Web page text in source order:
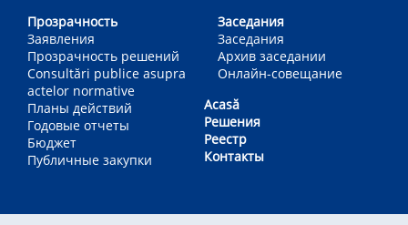
Прозрачность
Заявления
Прозрачность решений
Consultări publice asupra
actelor normative
Планы действий
Годовые отчеты
Бюджет
Публичные закупки
Заседания
Заседания
Архив заседании
Онлайн-совещание
Acasă
Решения
Реестр
Контакты